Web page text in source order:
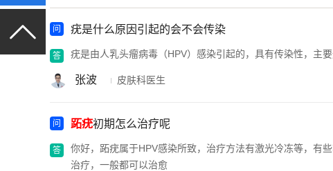
疣是什么原因引起的会不会传染
疣是由人乳头瘤病毒（HPV）感染引起的，具有传染性，主
张波 皮肤科医生
跖疣初期怎么治疗呢
你好，跖疣属于HPV感染所致，治疗方法有激光冷冻等，有
治疗，一般都可以治愈